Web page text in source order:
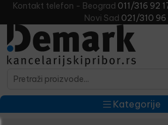
Kontakt telefon - Beograd 011/316 92
Novi Sad 021/310 96
Kategorije